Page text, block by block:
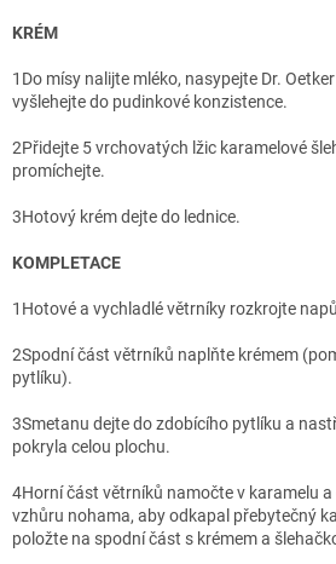
KRÉM
1 Do mísy nalijte mléko, nasypejte Dr.
vyšlehejte do pudinkové konzistence.
2Přidejte 5 vrchovatých lžic karamelové
promíchejte.
3Hotový krém dejte do lednice.
KOMPLETACE
1 Hotové a vychladlé větrníky rozkrojte
2Spodní část větrníků naplňte krémem
pytlíku).
3Smetanu dejte do zdobícího pytlíku a
pokryla celou plochu.
4Horní část větrníků namočte v karamelu
vzhůru nohama, aby odkapal přebytečný
položte na spodní část s krémem a